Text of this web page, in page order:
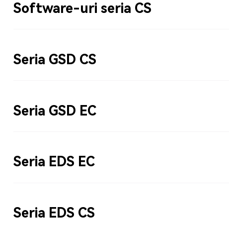
Software-uri seria CS
Seria GSD CS
Seria GSD EC
Seria EDS EC
Seria EDS CS